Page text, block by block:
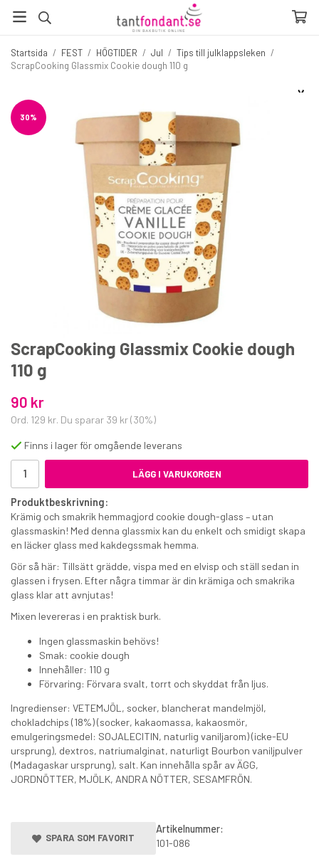
Startsida / FEST / HÖGTIDER / Jul / Tips till julklappsleken /
ScrapCooking Glassmix Cookie dough 110 g
Mix Vaniljkräm 500 g
85 kr
KÖP
☓
30%
ScrapCooking Glassmix Cookie dough
110 g
90 kr
Ord. 129 kr. Du sparar 39 kr(30%)
Finns i lager för omgående leverans
LÄGG I VARUKORGEN
Produktbeskrivning:
Krämig och smakrik hemmagjord cookie dough-glass – utan
glassmaskin! Med denna glassmix kan du enkelt och smidigt skapa
en läcker glass med kakdegssmak hemma.
Gör så här: Tillsätt grädde, vispa med en elvisp och ställ sedan in
glassen i frysen. Efter några timmar är din krämiga och smakrika
glass klar att avnjutas!
Mixen levereras i en praktisk burk.
Ingen glassmaskin behövs!
Smak: cookie dough
Innehåller: 110 g
Förvaring: Förvara svalt, torrt och skyddat från ljus.
Ingredienser: VETEMJÖL, socker, blancherat mandelmjöl,
chokladchips (18%) (socker, kakaomassa, kakaosmör,
emulgeringsmedel: SOJALECITIN, naturlig vaniljarom) (icke-EU
ursprung), dextros, natriumalginat, naturligt Bourbon vaniljpulver
(Madagaskar ursprung), salt. Kan innehålla spår av ÄGG,
JORDNÖTTER, MJÖLK, ANDRA NÖTTER, SESAMFRÖN.
SPARA SOM FAVORIT
Artikelnummer:
101-086